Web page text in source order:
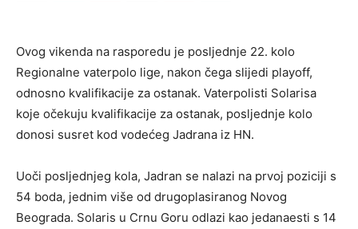
Ovog vikenda na rasporedu je posljednje 22. kolo
Regionalne vaterpolo lige, nakon čega slijedi playoff,
odnosno kvalifikacije za ostanak. Vaterpolisti Solarisa
koje očekuju kvalifikacije za ostanak, posljednje kolo
donosi susret kod vodećeg Jadrana iz HN.
Uoči posljednjeg kola, Jadran se nalazi na prvoj poziciji s
54 boda, jednim više od drugoplasiranog Novog
Beograda. Solaris u Crnu Goru odlazi kao jedanaesti s 14